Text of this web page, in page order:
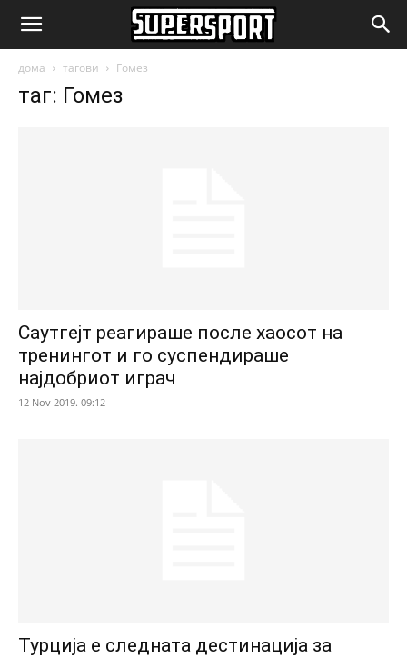
SuperSport.mk
дома тагови Гомез
таг: Гомез
Саутгејт реагираше после хаосот на
тренингот и го суспендираше
најдобриот играч
12 Nov 2019. 09:12
Турција е следната дестинација за